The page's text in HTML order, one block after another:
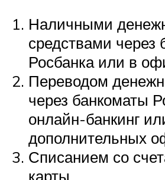
Наличными
средствами через
Росбанка или в
Переводом
через банкоматы
онлайн-банкинг
дополнительных
Списанием со
карты.